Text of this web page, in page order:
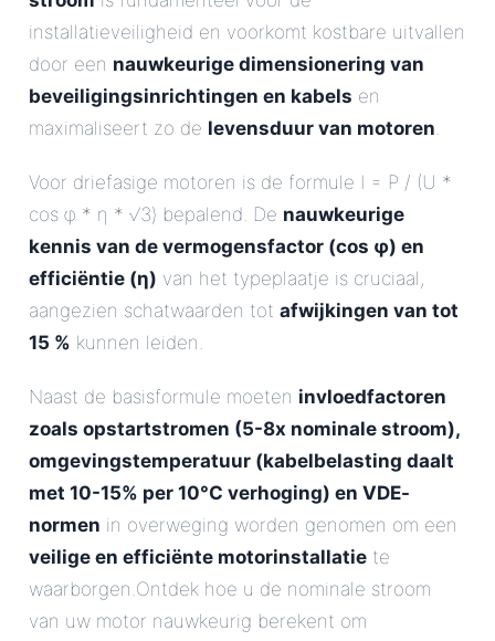
installatieveiligheid en voorkomt kostbare uitvallen
door een nauwkeurige dimensionering van
beveiligingsinrichtingen en kabels en
maximaliseert zo de levensduur van motoren.
Voor driefasige motoren is de formule I = P / (U *
cos φ * η * √3) bepalend. De nauwkeurige
kennis van de vermogensfactor (cos φ) en
efficiëntie (η) van het typeplaatje is cruciaal,
aangezien schatwaarden tot afwijkingen van tot
15 % kunnen leiden.
Naast de basisformule moeten invloedfactoren
zoals opstartstromen (5-8x nominale stroom),
omgevingstemperatuur (kabelbelasting daalt
met 10-15% per 10°C verhoging) en VDE-
normen in overweging worden genomen om een
veilige en efficiënte motorinstallatie te
waarborgen.Ontdek hoe u de nominale stroom
van uw motor nauwkeurig berekent om